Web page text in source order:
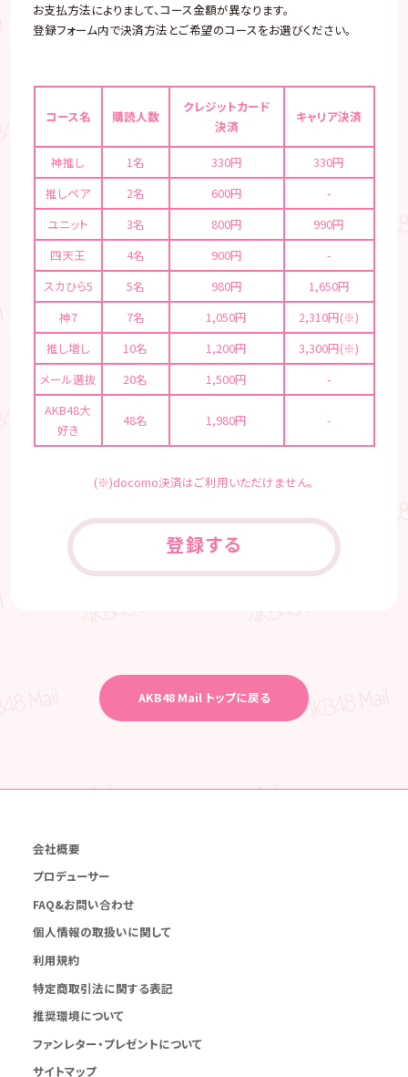
お支払方法によりまして、コース金額が異なります。
登録フォーム内で決済方法とご希望のコースをお選びください。
コース名 購読人数
クレジットカード
決済
キャリア決済
神推し 1名 330円
330円
推しペア
2名 600円
-
ユニット
3名 800円
990円
四天王
4名 900円
-
スカひら5
5名 980円
1,650円
神7
7名 1,050円
2,310円(※)
推し増し
10名 1,200円
3,300円(※)
メール選抜
20名 1,500円
-
AKB48大
好き
48名 1,980円 -
(※)docomo決済はご利用いただけません。
登録する
AKB48 Mail トップに戻る
会社概要
プロデューサー
FAQ&お問い合わせ
個人情報の取扱いに関して
利用規約
特定商取引法に関する表記
推奨環境について
ファンレター・プレゼントについて
サイトマップ